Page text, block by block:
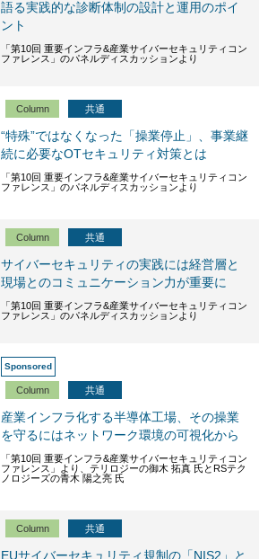
語る実践的な診断体制の設計と運用のポイ
ント
「第10回 重要インフラ&産業サイバーセキュリティコン
ファレンス」のパネルディスカッションより
Column 共通
“特殊”ではなくなった「操業停止」、事業継
続に必要なOTセキュリティ対策とは
「第10回 重要インフラ&産業サイバーセキュリティコン
ファレンス」のパネルディスカッションより
Column 共通
サイバーセキュリティの実践には経営層と
現場とのコミュニケーション力が重要に
「第10回 重要インフラ&産業サイバーセキュリティコン
ファレンス」のパネルディスカッションより
Column 共通
産業インフラ化する半導体工場、その操業
を守るにはネットワーク環境の可視化から
「第10回 重要インフラ&産業サイバーセキュリティコン
ファレンス」より、テリロジーの御木 拓真 氏とRSテク
ノロジーズの青木 陽之亮 氏
Column 共通
EUサイバーセキュリティ規制の「NIS2」と